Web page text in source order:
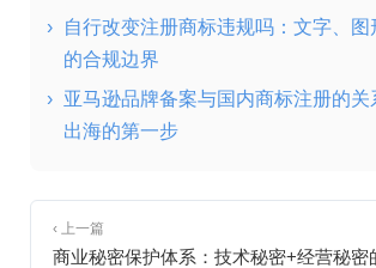
›
自行改变注册商标违规吗：文字、图
的合规边界
› 亚马逊品牌备案与国内商标注册的
出海的第一步
‹ 上一篇
商业秘密保护体系：技术秘密+经营秘密